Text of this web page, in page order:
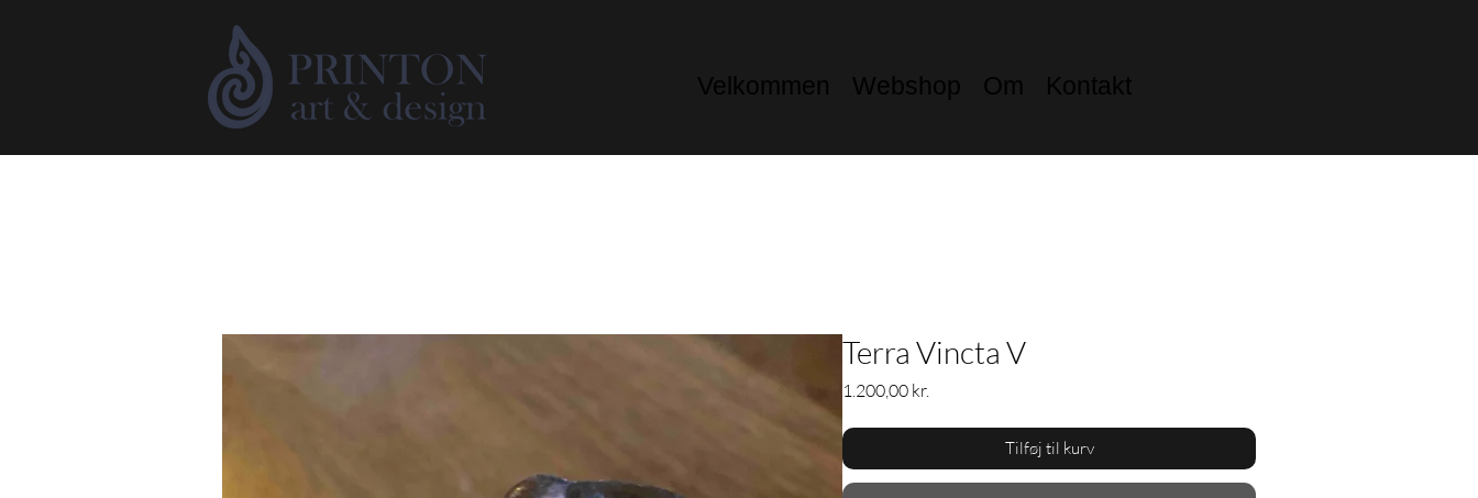
Velkommen Webshop Om Kontakt
Terra Vincta V
1.200,00 kr.
Tilføj til kurv